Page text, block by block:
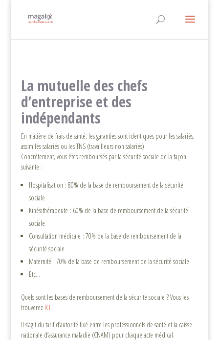
La mutuelle des chefs
d’entreprise et des
indépendants
En matière de frais de santé, les garanties sont identiques pour les salariés,
assimilés salariés ou les TNS (travailleurs non salariés).
Concrètement, vous êtes remboursés par la sécurité sociale de la façon
suivante :
Hospitalisation : 80% de la base de remboursement de la sécurité
sociale
Kinésithérapeute : 60% de la base de remboursement de la sécurité
sociale
Consultation médicale : 70% de la base de remboursement de la
sécurité sociale
Maternité : 70% de la base de remboursement de la sécurité sociale
Etc…
Quels sont les bases de remboursement de la sécurité sociale ? Vous les
trouverez ICI
Il s’agit du tarif d’autorité fixé entre les professionnels de santé et la caisse
nationale d’assurance maladie (CNAM) pour chaque acte médical.